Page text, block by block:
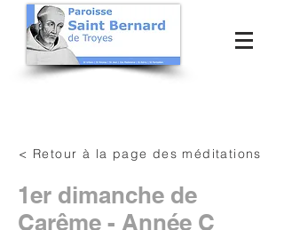
< Retour à la page des méditations
1er dimanche de
Carême - Année C